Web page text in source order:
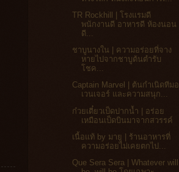
TR Rockhill | โรงแรมดี
พนักงานดี อาหารดี ห้องนอน
ดี...
ชาบูนางใน | ความอร่อยที่จาง
หายไปจากชาบูต้นตำรับ
โชค...
Captain Marvel | ต้นกำเนิดทีมอ
เวนเจอร์ และความสนุก...
ก๋วยเตี๋ยวเป็ดปากน้ำ | อร่อย
เหมือนเป็ดบินมาจากสวรรค์
เนื้อแท้ by มายู | ร้านอาหารที่
ความอร่อยไม่เคยตกไป...
Que Sera Sera | Whatever will